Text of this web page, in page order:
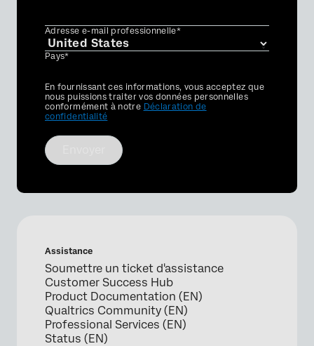
Adresse e-mail professionnelle*
Pays*
Privacy
Optin
En fournissant ces informations, vous acceptez que
nous puissions traiter vos données personnelles
conformément à notre Déclaration de
confidentialité
Assistance
Soumettre un ticket d'assistance
Customer Success Hub
Product Documentation (EN)
Qualtrics Community (EN)
Professional Services (EN)
Status (EN)